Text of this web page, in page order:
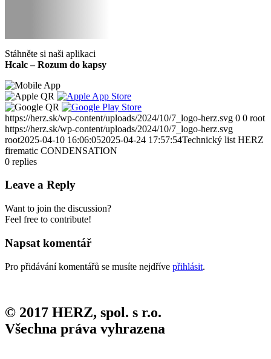
Stáhněte si naši aplikaci
Hcalc – Rozum do kapsy
https://herz.sk/wp-content/uploads/2024/10/7_logo-herz.svg 0 0 root
https://herz.sk/wp-content/uploads/2024/10/7_logo-herz.svg
root2025-04-10 16:06:052025-04-24 17:57:54Technický list HERZ
firematic CONDENSATION
0 replies
Leave a Reply
Want to join the discussion?
Feel free to contribute!
Napsat komentář
Pro přidávání komentářů se musíte nejdříve přihlásit.
© 2017 HERZ, spol. s r.o.
Všechna práva vyhrazena